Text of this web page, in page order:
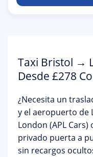
Taxi Bristol →
Desde £278
¿Necesita un
y el aeropuerto de
London (APL Cars)
privado puerta a
sin recargos